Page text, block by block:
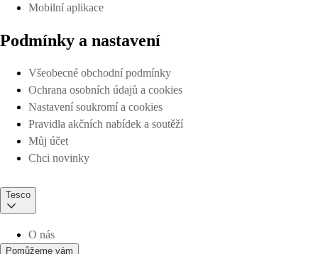
Mobilní aplikace
Podmínky a nastavení
Všeobecné obchodní podmínky
Ochrana osobních údajů a cookies
Nastavení soukromí a cookies
Pravidla akčních nabídek a soutěží
Můj účet
Chci novinky
Tesco
O nás
Pomůžeme vám